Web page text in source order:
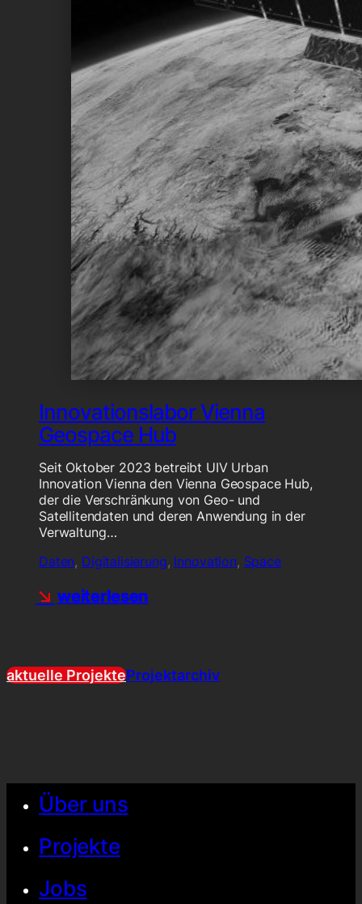
weiterlesen
weiterlesen
weiterlesen
Innovationslabor Vienna
Geospace Hub
Seit Oktober 2023 betreibt UIV Urban
Innovation Vienna den Vienna Geospace Hub,
der die Verschränkung von Geo- und
Satellitendaten und deren Anwendung in der
Verwaltung…
Daten, Digitalisierung, Innovation, Space
weiterlesen
aktuelle ProjekteProjektarchiv
Über uns
Projekte
Jobs